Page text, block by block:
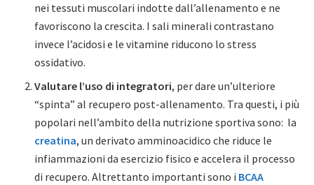
nei tessuti muscolari indotte dall’allenamento e ne
favoriscono la crescita. I sali minerali contrastano
invece l’acidosi e le vitamine riducono lo stress
ossidativo.
Valutare l’uso di integratori, per dare un’ulteriore
“spinta” al recupero post-allenamento. Tra questi, i più
popolari nell’ambito della nutrizione sportiva sono: la
creatina, un derivato amminoacidico che riduce le
infiammazioni da esercizio fisico e accelera il processo
di recupero. Altrettanto importanti sono i BCAA